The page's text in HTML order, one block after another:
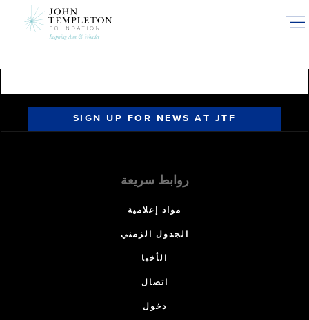
SIGN UP FOR NEWS AT JTF
روابط سريعة
مواد إعلامية
الجدول الزمني
الأخبا
اتصال
دخول